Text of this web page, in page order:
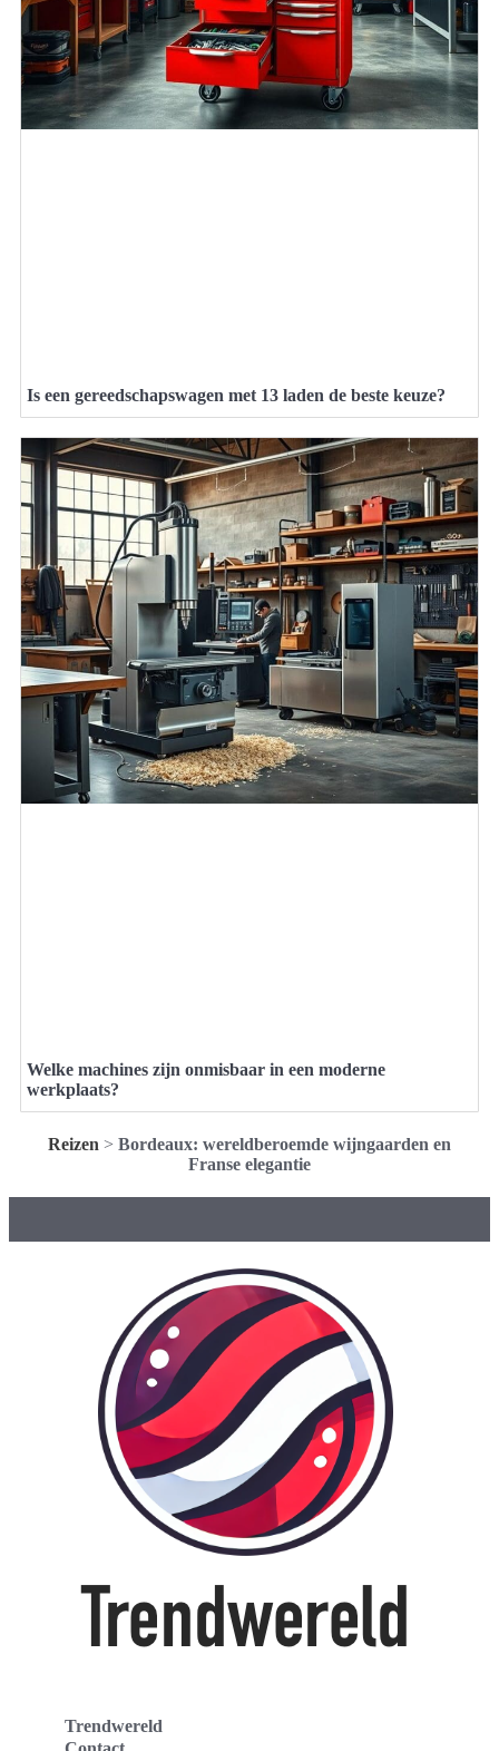
Is een gereedschapswagen met 13 laden de beste keuze?
Welke machines zijn onmisbaar in een moderne
werkplaats?
Reizen > Bordeaux: wereldberoemde wijngaarden en
Franse elegantie
Trendwereld